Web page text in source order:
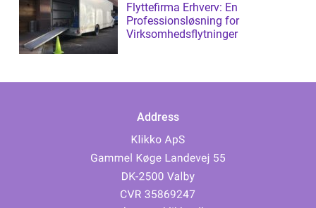
Flyttefirma Erhverv: En
Professionsløsning for
Virksomhedsflytninger
Address